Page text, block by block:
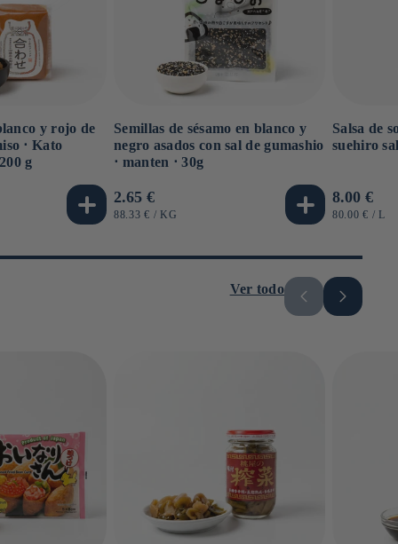
y rojo de
⋅ Kato
g
Semillas de sésamo en blanco y
negro asados ​​con sal de gumashio
⋅ manten ⋅ 30g
Precio
habitual
2.65 €
PRECIO
88.33 € / POR
KG
Salsa de
suehiro
Precio
habitual
8.00 €
PRECIO
80.00 € / L
Ver todo